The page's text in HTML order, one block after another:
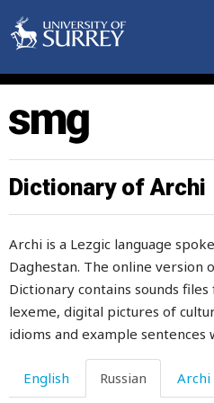
Dictionary of Archi
Archi is a Lezgic language
Daghestan. The online version
Dictionary contains sounds
lexeme, digital pictures of
idioms and example
English Russian Archi
объяснять
обязанность
обязательно
обязательный
обязательство
овдоветь